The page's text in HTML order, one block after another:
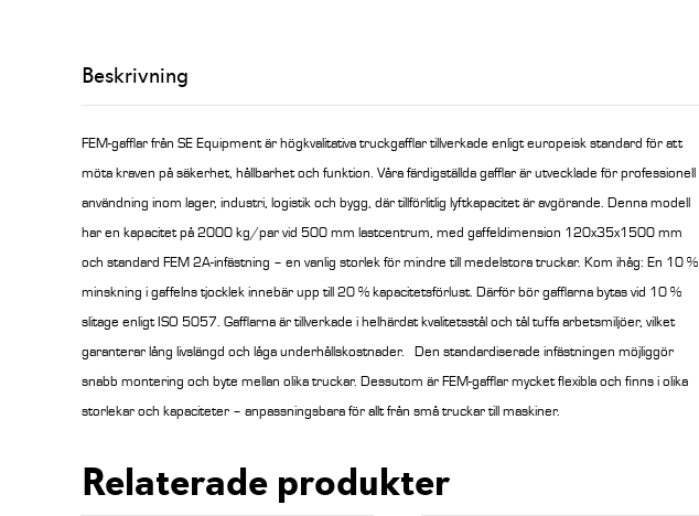
Beskrivning
FEM-gafflar från SE Equipment är högkvalitativa truckgafflar tillverkade enligt europeisk standard för att
möta kraven på säkerhet, hållbarhet och funktion. Våra färdigställda gafflar är utvecklade för professionell
användning inom lager, industri, logistik och bygg, där tillförlitlig lyftkapacitet är avgörande. Denna modell
har en kapacitet på 2000 kg/par vid 500 mm lastcentrum, med gaffeldimension 120x35x1500 mm
och standard FEM 2A-infästning – en vanlig storlek för mindre till medelstora truckar.Kom ihåg: En 10 %
minskning i gaffelns tjocklek innebär upp till 20 % kapacitetsförlust. Därför bör gafflarna bytas vid 10 %
slitage enligt ISO 5057.Gafflarna är tillverkade i helhärdat kvalitetsstål och tål tuffa arbetsmiljöer, vilket
garanterar lång livslängd och låga underhållskostnader.
Den standardiserade infästningen möjliggör
snabb montering och byte mellan olika truckar. Dessutom är FEM-gafflar mycket flexibla och finns i olika
storlekar och kapaciteter – anpassningsbara för allt från små truckar till maskiner.
Relaterade produkter